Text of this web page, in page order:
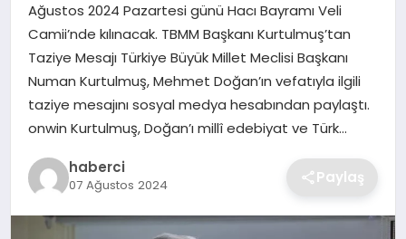
SIYASET
SPOR
TEKNOLOJI
YAŞAM
Ağustos 2024 Pazartesi günü Hacı Bayramı Veli
Camii’nde kılınacak. TBMM Başkanı Kurtulmuş’tan
Taziye Mesajı Türkiye Büyük Millet Meclisi Başkanı
Numan Kurtulmuş, Mehmet Doğan’ın vefatıyla ilgili
taziye mesajını sosyal medya hesabından paylaştı.
onwin Kurtulmuş, Doğan’ı millî edebiyat ve Türk…
haberci
07 Ağustos 2024 Paylaş